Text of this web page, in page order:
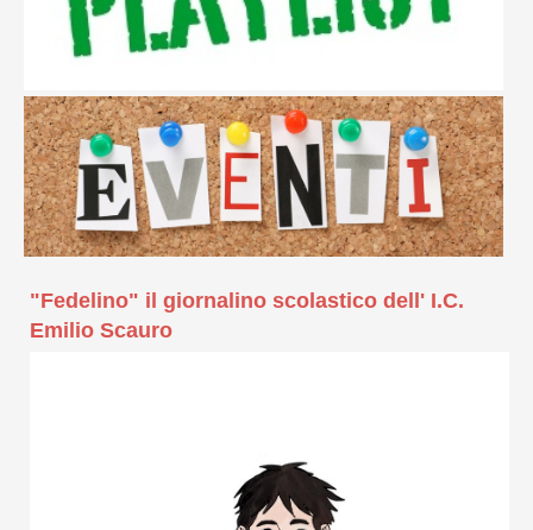
"Fedelino" il giornalino scolastico dell' I.C.
Emilio Scauro